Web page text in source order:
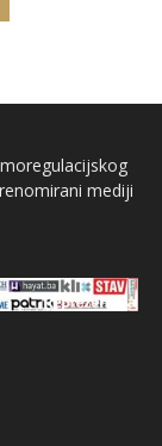
mediji